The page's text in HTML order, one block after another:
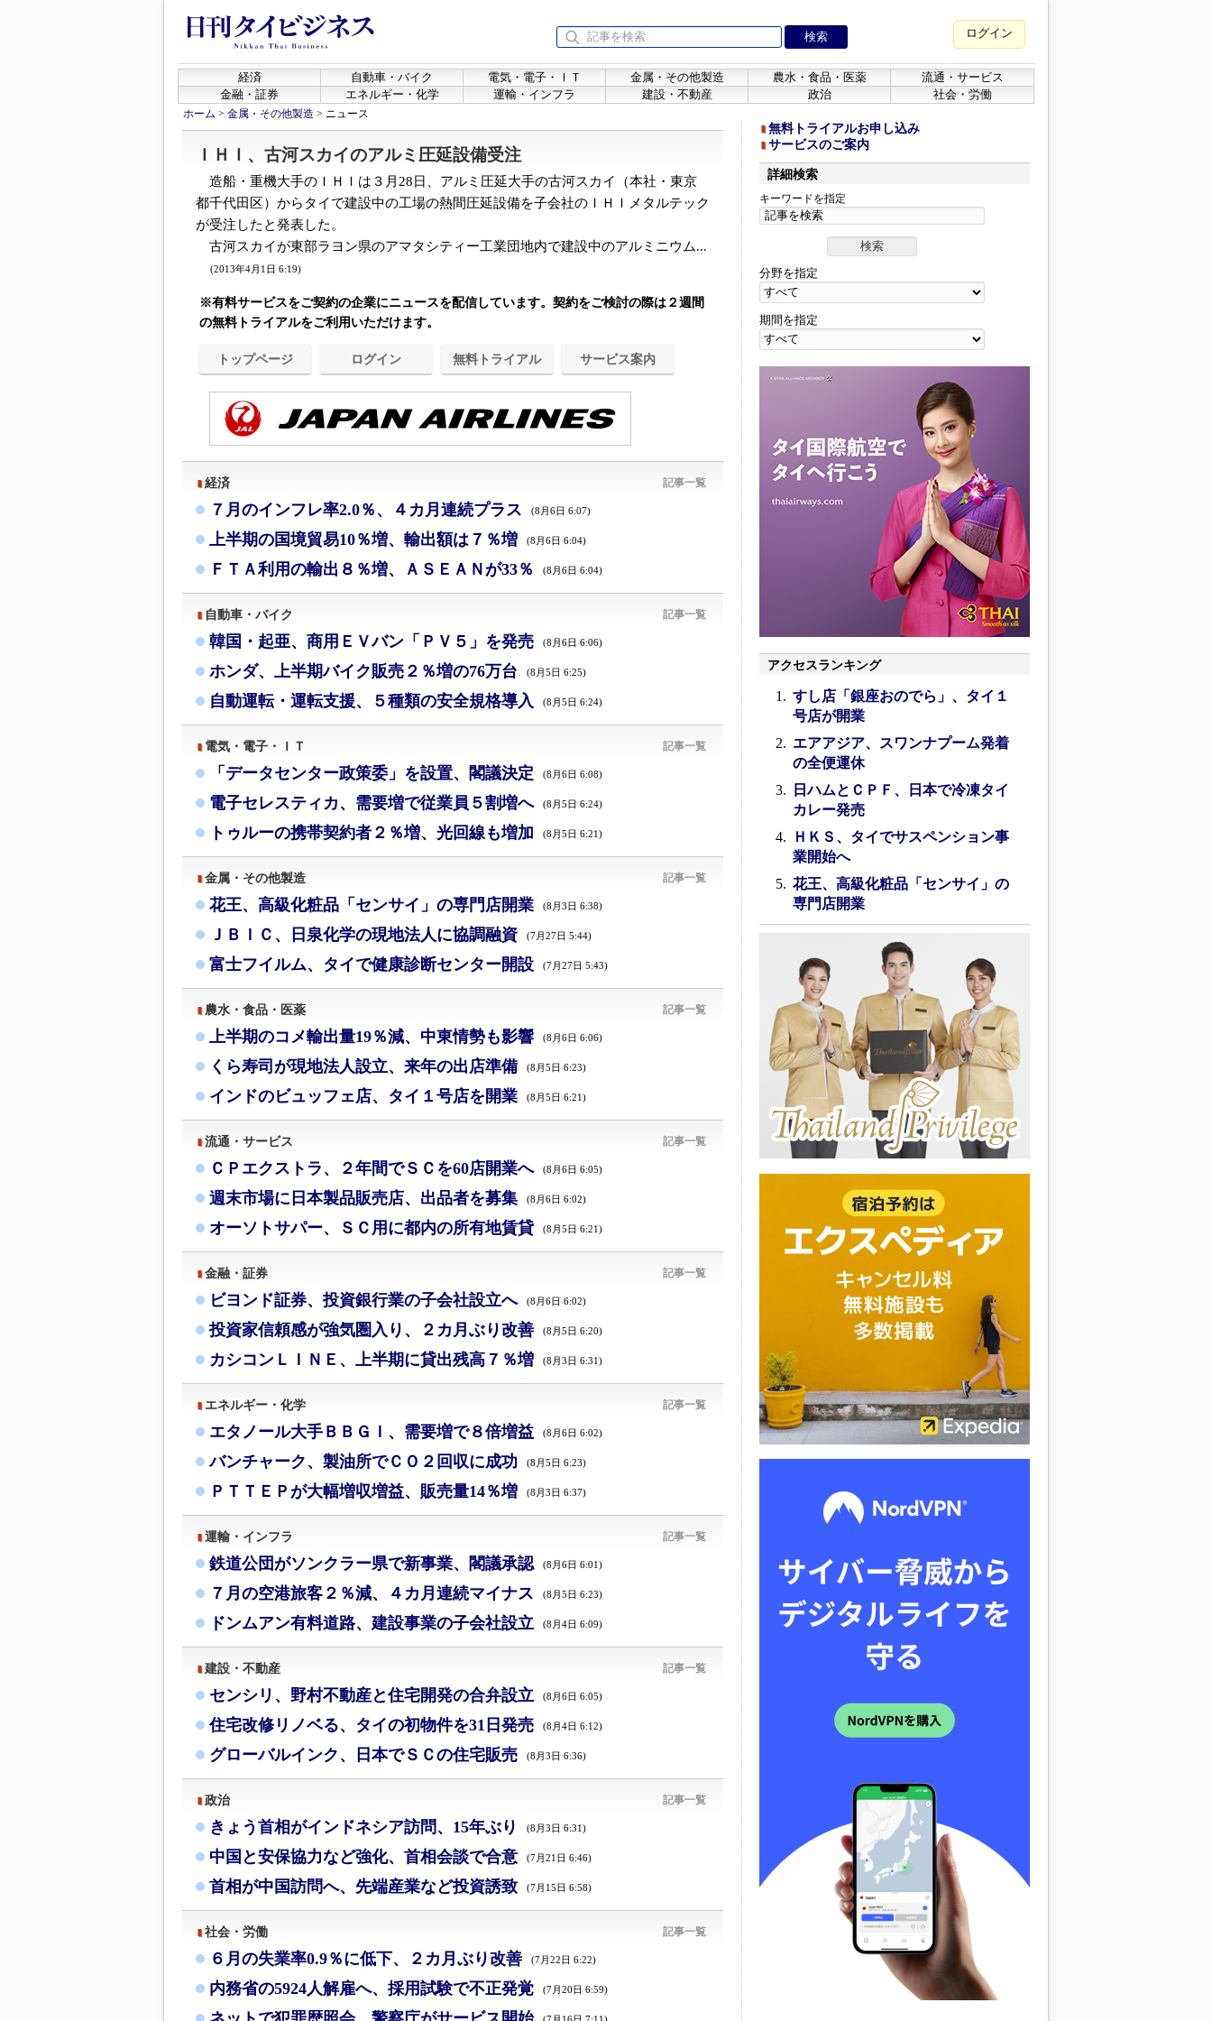
ログイン
経済 自動車・バイク 電気・電子・ＩＴ 金属・その他製造 農水・食品・医薬
流通・サービス
金融・証券
エネルギー・化学 運輸・インフラ 建設・不動産 政治 社会・労働
ホーム > 金属・その他製造 > ニュース
ＩＨＩ、古河スカイのアルミ圧延設備受注
造船・重機大手のＩＨＩは３月28日、アルミ圧延大手の古河スカイ（本社・東京
都千代田区）からタイで建設中の工場の熱間圧延設備を子会社のＩＨＩメタルテック
が受注したと発表した。
古河スカイが東部ラヨン県のアマタシティー工業団地内で建設中のアルミニウム...
(2013年4月1日 6:19)
※有料サービスをご契約の企業にニュースを配信しています。契約をご検討の際は２週間
の無料トライアルをご利用いただけます。
トップページ ログイン 無料トライアル サービス案内
経済 記事一覧
７月のインフレ率2.0％、４カ月連続プラス (8月6日 6:07)
上半期の国境貿易10％増、輸出額は７％増 (8月6日 6:04)
ＦＴＡ利用の輸出８％増、ＡＳＥＡＮが33％ (8月6日 6:04)
自動車・バイク 記事一覧
韓国・起亜、商用ＥＶバン「ＰＶ５」を発売 (8月6日 6:06)
ホンダ、上半期バイク販売２％増の76万台 (8月5日 6:25)
自動運転・運転支援、５種類の安全規格導入 (8月5日 6:24)
電気・電子・ＩＴ 記事一覧
「データセンター政策委」を設置、閣議決定 (8月6日 6:08)
電子セレスティカ、需要増で従業員５割増へ (8月5日 6:24)
トゥルーの携帯契約者２％増、光回線も増加 (8月5日 6:21)
金属・その他製造 記事一覧
花王、高級化粧品「センサイ」の専門店開業 (8月3日 6:38)
ＪＢＩＣ、日泉化学の現地法人に協調融資 (7月27日 5:44)
富士フイルム、タイで健康診断センター開設 (7月27日 5:43)
農水・食品・医薬 記事一覧
上半期のコメ輸出量19％減、中東情勢も影響 (8月6日 6:06)
くら寿司が現地法人設立、来年の出店準備 (8月5日 6:23)
インドのビュッフェ店、タイ１号店を開業 (8月5日 6:21)
流通・サービス 記事一覧
ＣＰエクストラ、２年間でＳＣを60店開業へ (8月6日 6:05)
週末市場に日本製品販売店、出品者を募集 (8月6日 6:02)
オーソトサパー、ＳＣ用に都内の所有地賃貸 (8月5日 6:21)
金融・証券 記事一覧
ビヨンド証券、投資銀行業の子会社設立へ (8月6日 6:02)
投資家信頼感が強気圏入り、２カ月ぶり改善 (8月5日 6:20)
カシコンＬＩＮＥ、上半期に貸出残高７％増 (8月3日 6:31)
エネルギー・化学 記事一覧
エタノール大手ＢＢＧＩ、需要増で８倍増益 (8月6日 6:02)
バンチャーク、製油所でＣＯ２回収に成功 (8月5日 6:23)
ＰＴＴＥＰが大幅増収増益、販売量14％増 (8月3日 6:37)
運輸・インフラ 記事一覧
鉄道公団がソンクラー県で新事業、閣議承認 (8月6日 6:01)
７月の空港旅客２％減、４カ月連続マイナス (8月5日 6:23)
ドンムアン有料道路、建設事業の子会社設立 (8月4日 6:09)
建設・不動産 記事一覧
センシリ、野村不動産と住宅開発の合弁設立 (8月6日 6:05)
住宅改修リノベる、タイの初物件を31日発売 (8月4日 6:12)
グローバルインク、日本でＳＣの住宅販売 (8月3日 6:36)
政治 記事一覧
きょう首相がインドネシア訪問、15年ぶり (8月3日 6:31)
中国と安保協力など強化、首相会談で合意 (7月21日 6:46)
首相が中国訪問へ、先端産業など投資誘致 (7月15日 6:58)
社会・労働 記事一覧
６月の失業率0.9％に低下、２カ月ぶり改善 (7月22日 6:22)
内務省の5924人解雇へ、採用試験で不正発覚 (7月20日 6:59)
無料トライアルお申し込み
サービスのご案内
詳細検索
キーワードを指定
分野を指定
期間を指定
アクセスランキング
すし店「銀座おのでら」、タイ１
号店が開業
エアアジア、スワンナプーム発着
の全便運休
日ハムとＣＰＦ、日本で冷凍タイ
カレー発売
ＨＫＳ、タイでサスペンション事
業開始へ
花王、高級化粧品「センサイ」の
専門店開業